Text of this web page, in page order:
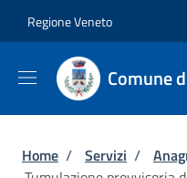
Regione Veneto
Comune
Briciole di
Home / Servizi /